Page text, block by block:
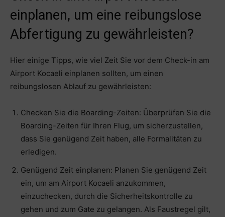
einplanen, um eine reibungslose
Abfertigung zu gewährleisten?
Hier einige Tipps, wie viel Zeit Sie vor dem Check-in am
Airport Kocaeli einplanen sollten, um einen
reibungslosen Ablauf zu gewährleisten:
Checken Sie die Boarding-Zeiten: Überprüfen Sie die
Boarding-Zeiten für Ihren Flug, um sicherzustellen,
dass Sie genügend Zeit haben, alle Formalitäten zu
erledigen.
Genügend Zeit einplanen: Planen Sie genügend Zeit
ein, um am Airport Kocaeli anzukommen,
einzuchecken, durch die Sicherheitskontrolle zu
gehen und zum Gate zu gelangen. Als Faustregel gilt,